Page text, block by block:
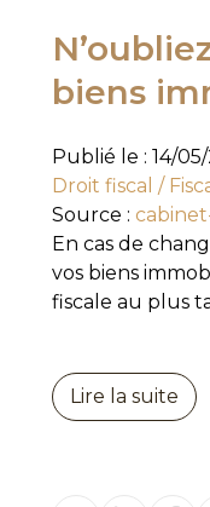
biens
Publié le : 14/
Droit fiscal /
Source :
En cas de
vos biens
fiscale au plus
Lire la suite